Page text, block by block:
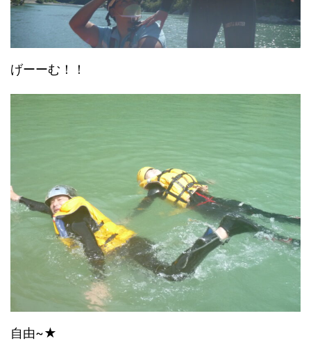
げーーむ！！
自由~★